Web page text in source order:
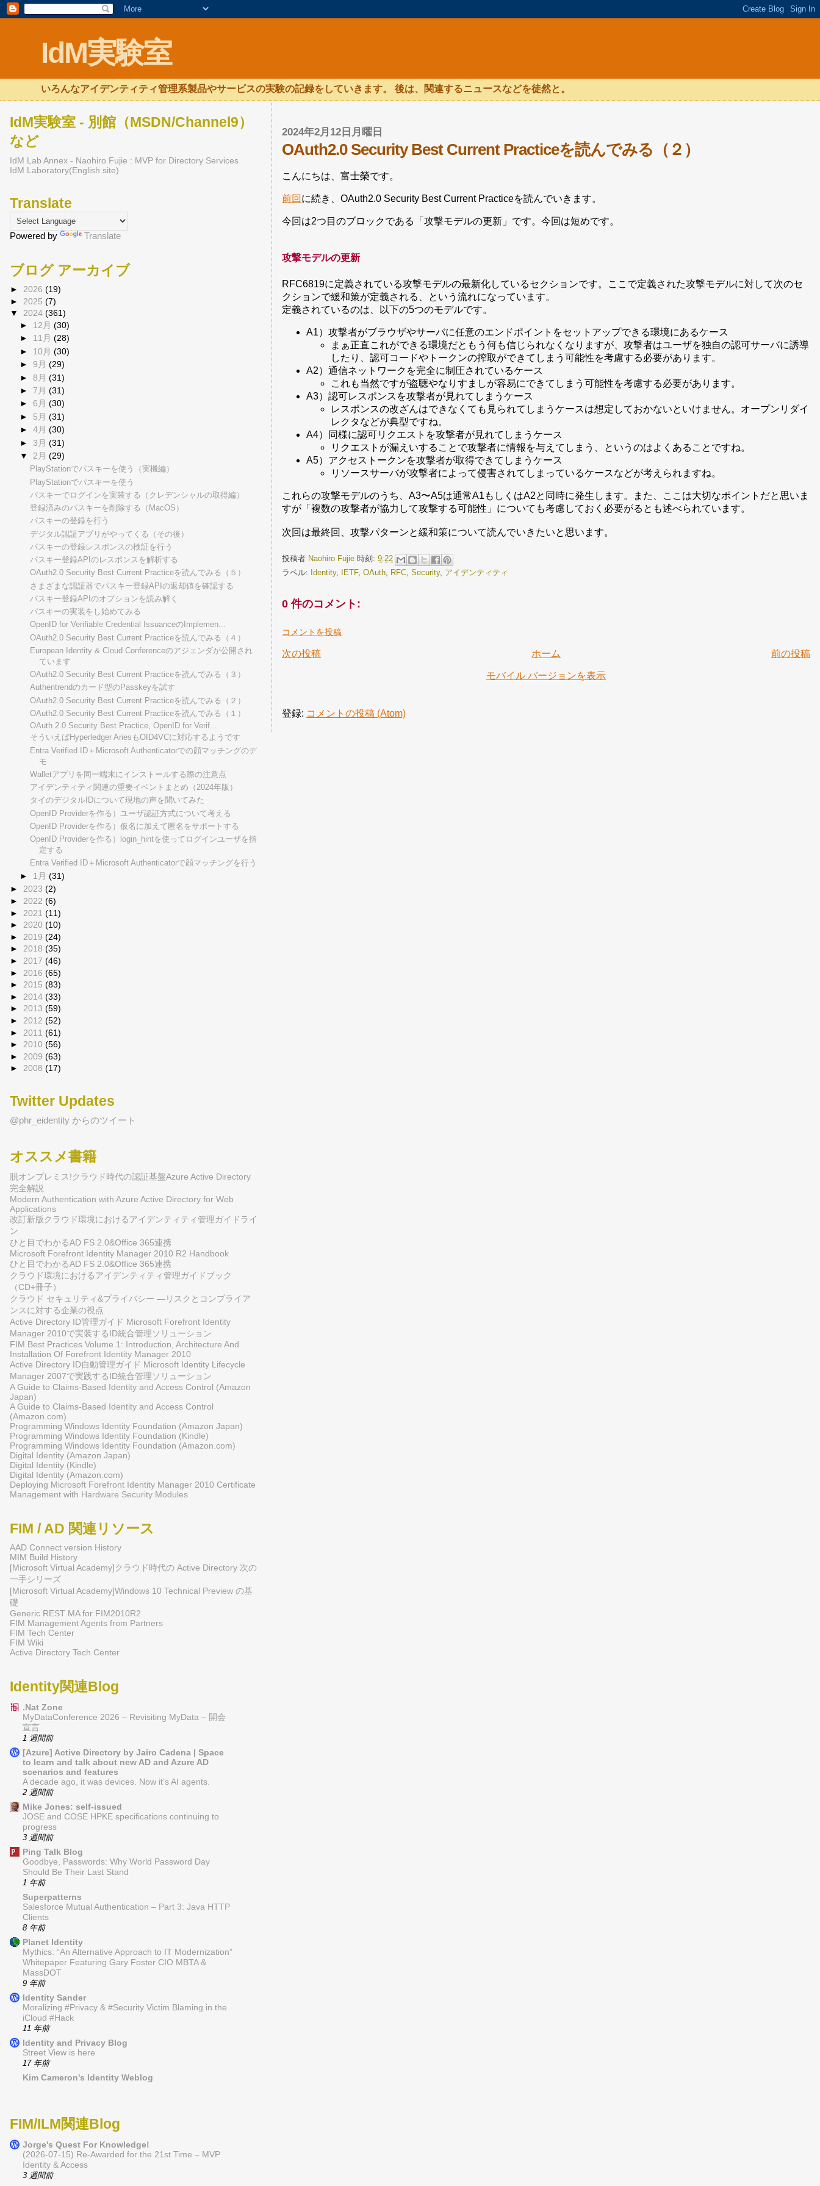
IdM実験室
いろんなアイデンティティ管理系製品やサービスの実験の記録をしていきます。 後は、関連するニュースなどを徒然と。
2024年2月12日月曜日
OAuth2.0 Security Best Current Practiceを読んでみる（２）
こんにちは、富士榮です。
前回 に続き、OAuth2.0 Security Best Current Practiceを読んでいきます。
今回は2つ目のブロックである「攻撃モデルの更新」です。今回は短めです。
攻撃モデルの更新
RFC6819に定義されている攻撃モデルの最新化しているセクションです。ここで定義された攻撃モデルに対して次のセ
クションで緩和策が定義される、という流れになっています。
定義されているのは、以下の5つのモデルです。
A1）攻撃者がブラウザやサーバに任意のエンドポイントをセットアップできる環境にあるケース
まぁ正直これができる環境だともう何も信じられなくなりますが、攻撃者はユーザを独自の認可サーバに誘導
したり、認可コードやトークンの搾取ができてしまう可能性を考慮する必要があります。
A2）通信ネットワークを完全に制圧されているケース
これも当然ですが盗聴やなりすましが容易にできてしまう可能性を考慮する必要があります。
A3）認可レスポンスを攻撃者が見れてしまうケース
レスポンスの改ざんはできなくても見られてしまうケースは想定しておかないといけません。オープンリダイ
レクタなどが典型ですね。
A4）同様に認可リクエストを攻撃者が見れてしまうケース
リクエストが漏えいすることで攻撃者に情報を与えてしまう、というのはよくあることですね。
A5）アクセストークンを攻撃者が取得できてしまうケース
リソースサーバが攻撃者によって侵害されてしまっているケースなどが考えられますね。
これらの攻撃モデルのうち、A3〜A5は通常A1もしくはA2と同時に発生します。また、ここは大切なポイントだと思いま
すが「複数の攻撃者が協力して攻撃する可能性」についても考慮しておく必要がるとも述べられています。
次回は最終回、攻撃パターンと緩和策について読んでいきたいと思います。
投稿者 Naohiro Fujie時刻:9:22
ラベル: Identity, IETF,OAuth RFC ,Security, アイデンティティ
0 件のコメント:
コメントを投稿
次の投稿 前の投稿
ホーム
モバイル バージョンを表示
登録: コメントの投稿 (Atom)
IdM実験室 - 別館（MSDN/Channel9）
など
IdM Lab Annex - Naohiro Fujie : MVP for Directory Services
IdM Laboratory(English site)
Translate
Powered by Translate
ブログ アーカイブ
► 2026 (19)
► 2025 (7)
▼ 2024 (361)
► 12月(30)
► 11月(28)
► 10月(30)
►9月(29)
►8月(31)
►7月(31)
►6月(30)
► 5月(31)
►4月(30)
► 3月(31)
▼2月(29)
PlayStationでパスキーを使う（実機編）
PlayStationでパスキーを使う
パスキーでログインを実装する（クレデンシャルの取得編）
登録済みのパスキーを削除する（MacOS）
パスキーの登録を行う
デジタル認証アプリがやってくる（その後）
パスキーの登録レスポンスの検証を行う
パスキー登録APIのレスポンスを解析する
OAuth2.0 Security Best Current Practiceを読んでみる（５）
さまざまな認証器でパスキー登録APIの返却値を確認する
パスキー登録APIのオプションを読み解く
パスキーの実装をし始めてみる
OpenID for Verifiable Credential IssuanceのImplemen...
OAuth2.0 Security Best Current Practiceを読んでみる（４）
European Identity & Cloud Conferenceのアジェンダが公開され
ています
OAuth2.0 Security Best Current Practiceを読んでみる（３）
Authentrendのカード型のPasskeyを試す
OAuth2.0 Security Best Current Practiceを読んでみる（２）
OAuth2.0 Security Best Current Practiceを読んでみる（１）
OAuth 2.0 Security Best Practice, OpenID for Verif...
そういえばHyperledger AriesもOID4VCに対応するようです
Entra Verified ID＋Microsoft Authenticatorでの顔マッチングのデ
モ
Walletアプリを同一端末にインストールする際の注意点
アイデンティティ関連の重要イベントまとめ（2024年版）
タイのデジタルIDについて現地の声を聞いてみた
OpenID Providerを作る）ユーザ認証方式について考える
OpenID Providerを作る）仮名に加えて匿名をサポートする
OpenID Providerを作る）login_hintを使ってログインユーザを指
定する
Entra Verified ID＋Microsoft Authenticatorで顔マッチングを行う
► 1月(31)
► 2023 (2)
► 2022 (6)
► 2021 (11)
► 2020 (10)
► 2019 (24)
► 2018 (35)
► 2017 (46)
► 2016 (65)
► 2015 (83)
► 2014 (33)
► 2013 (59)
► 2012 (52)
► 2011 (61)
► 2010 (56)
► 2009 (63)
► 2008 (17)
Twitter Updates
@phr_eidentity からのツイート
オススメ書籍
脱オンプレミス!クラウド時代の認証基盤Azure Active Directory
完全解説
Modern Authentication with Azure Active Directory for Web
Applications
改訂新版クラウド環境におけるアイデンティティ管理ガイドライ
ン
ひと目でわかるAD FS 2.0&Office 365連携
Microsoft Forefront Identity Manager 2010 R2 Handbook
ひと目でわかるAD FS 2.0&Office 365連携
クラウド環境におけるアイデンティティ管理ガイドブック
（CD+冊子）
クラウド セキュリティ&プライバシー ―リスクとコンプライア
ンスに対する企業の視点
Active Directory ID管理ガイド Microsoft Forefront Identity
Manager 2010で実装するID統合管理ソリューション
FIM Best Practices Volume 1: Introduction, Architecture And
Installation Of Forefront Identity Manager 2010
Active Directory ID自動管理ガイド Microsoft Identity Lifecycle
Manager 2007で実践するID統合管理ソリューション
A Guide to Claims-Based Identity and Access Control (Amazon
Japan)
A Guide to Claims-Based Identity and Access Control
(Amazon.com)
Programming Windows Identity Foundation (Amazon Japan)
Programming Windows Identity Foundation (Kindle)
Programming Windows Identity Foundation (Amazon.com)
Digital Identity (Amazon Japan)
Digital Identity (Kindle)
Digital Identity (Amazon.com)
Deploying Microsoft Forefront Identity Manager 2010 Certificate
Management with Hardware Security Modules
FIM / AD 関連リソース
AAD Connect version History
MIM Build History
[Microsoft Virtual Academy]クラウド時代の Active Directory 次の
一手シリーズ
[Microsoft Virtual Academy]Windows 10 Technical Preview の基
礎
Generic REST MA for FIM2010R2
FIM Management Agents from Partners
FIM Tech Center
FIM Wiki
Active Directory Tech Center
Identity関連Blog
.Nat Zone
MyDataConference 2026 – Revisiting MyData – 開会
宣言
1 週間前
[Azure] Active Directory by Jairo Cadena | Space
to learn and talk about new AD and Azure AD
scenarios and features
A decade ago, it was devices. Now it’s AI agents.
2 週間前
Mike Jones: self-issued
JOSE and COSE HPKE specifications continuing to
progress
3 週間前
Ping Talk Blog
Goodbye, Passwords: Why World Password Day
Should Be Their Last Stand
1 年前
Superpatterns
Salesforce Mutual Authentication – Part 3: Java HTTP
Clients
8 年前
Planet Identity
Mythics: “An Alternative Approach to IT Modernization”
Whitepaper Featuring Gary Foster CIO MBTA &
MassDOT
9 年前
Identity Sander
Moralizing #Privacy & #Security Victim Blaming in the
iCloud #Hack
11 年前
Identity and Privacy Blog
Street View is here
17 年前
Kim Cameron's Identity Weblog
FIM/ILM関連Blog
Jorge's Quest For Knowledge!
(2026-07-15) Re-Awarded for the 21st Time – MVP
Identity & Access
3 週間前